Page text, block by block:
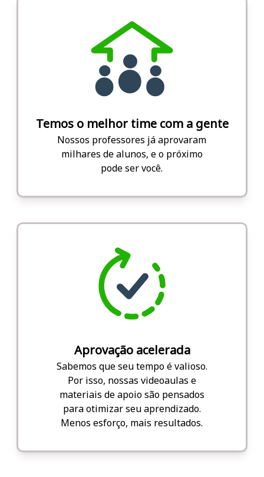
Temos o melhor time com a gente
Nossos professores já aprovaram
milhares de alunos, e o próximo
pode ser você.
Aprovação acelerada
Sabemos que seu tempo é valioso.
Por isso, nossas videoaulas e
materiais de apoio são pensados
para otimizar seu aprendizado.
Menos esforço, mais resultados.